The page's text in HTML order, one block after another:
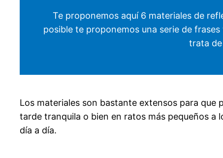
Te proponemos aquí 6 materiales de
posible te proponemos una serie de
trata
Los materiales son bastante extensos para que
tarde tranquila o bien en ratos más pequeños a
día a día.